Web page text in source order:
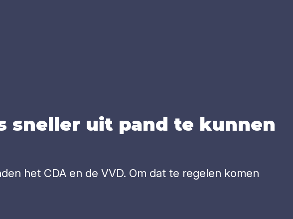
uit pand te kun­nen
het CDA en de VVD. Om dat te regelen komen